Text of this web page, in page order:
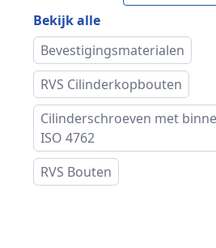
Alternatieve norm DIN
Kophoogte (k) 18 mm
Kopdiameter (dk) 27
Aandrijving
Bekijk alle
Bevestigingsmaterialen
RVS Cilinderkopbouten
Cilinderschroeven met
ISO 4762
RVS Bouten